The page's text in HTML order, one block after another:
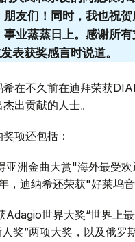
朋友们！同时，我也祝
事业蒸蒸日上。感谢所
表获奖感言时说道。
在不久前在迪拜荣获
出贡献的人士。
项还包括：
亚洲金曲大赏"海外最受
，迪纳希还荣获"好莱坞
Adagio世界大奖“世界上
奖”两项大奖，以及俄罗